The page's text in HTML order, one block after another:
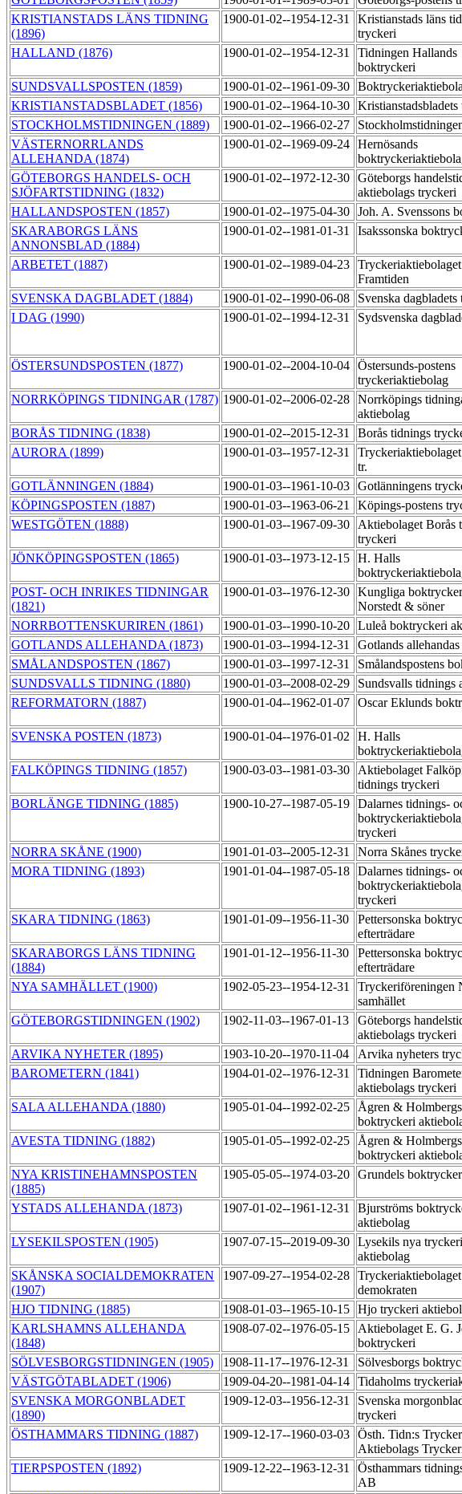
KRISTIANSTADS LÄNS TIDNING
(1896)
1900-01-02--1954-12-31
Kristianstads läns
tryckeri
HALLAND (1876) 1900-01-02--1954-12-31
Tidningen Hallands
boktryckeri
SUNDSVALLSPOSTEN (1859) 1900-01-02--1961-09-30
KRISTIANSTADSBLADET (1856) 1900-01-02--1964-10-30
STOCKHOLMSTIDNINGEN (1889) 1900-01-02--1966-02-27
VÄSTERNORRLANDS
ALLEHANDA (1874)
1900-01-02--1969-09-24 Hernösands
GÖTEBORGS HANDELS- OCH
SJÖFARTSTIDNING (1832)
1900-01-02--1972-12-30 Göteborgs
aktiebolags tryckeri
HALLANDSPOSTEN (1857) 1900-01-02--1975-04-30 Joh. A. Svenssons
SKARABORGS LÄNS
ANNONSBLAD (1884)
1900-01-02--1981-01-31 Isakssonska
ARBETET (1887) 1900-01-02--1989-04-23 Tryckeriaktiebolaget
Framtiden
SVENSKA DAGBLADET (1884) 1900-01-02--1990-06-08 Svenska dagbladets
I DAG (1990) 1900-01-02--1994-12-31 Sydsvenska
ÖSTERSUNDSPOSTEN (1877) 1900-01-02--2004-10-04 Östersunds-postens
tryckeriaktiebolag
NORRKÖPINGS TIDNINGAR (1787) 1900-01-02--2006-02-28 Norrköpings
aktiebolag
BORÅS TIDNING (1838) 1900-01-02--2015-12-31 Borås tidnings
AURORA (1899) 1900-01-03--1957-12-31
tr.
GOTLÄNNINGEN (1884) 1900-01-03--1961-10-03 Gotlänningens
KÖPINGSPOSTEN (1887) 1900-01-03--1963-06-21 Köpings-postens
WESTGÖTEN (1888) 1900-01-03--1967-09-30
Aktiebolaget Borås
tryckeri
JÖNKÖPINGSPOSTEN (1865) 1900-01-03--1973-12-15 H. Halls
POST- OCH INRIKES TIDNINGAR
(1821)
1900-01-03--1976-12-30 Kungliga
Norstedt & söner
NORRBOTTENSKURIREN (1861) 1900-01-03--1990-10-20 Luleå boktryckeri
GOTLANDS ALLEHANDA (1873) 1900-01-03--1994-12-31 Gotlands
SMÅLANDSPOSTEN (1867) 1900-01-03--1997-12-31 Smålandspostens
SUNDSVALLS TIDNING (1880) 1900-01-03--2008-02-29 Sundsvalls tidnings
REFORMATORN (1887) 1900-01-04--1962-01-07 Oscar Eklunds
SVENSKA POSTEN (1873) 1900-01-04--1976-01-02
H. Halls
FALKÖPINGS TIDNING (1857) 1900-03-03--1981-03-30
Aktiebolaget
tidnings tryckeri
BORLÄNGE TIDNING (1885) 1900-10-27--1987-05-19 Dalarnes tidnings-
tryckeri
NORRA SKÅNE (1900) 1901-01-03--2005-12-31 Norra Skånes
MORA TIDNING (1893) 1901-01-04--1987-05-18 Dalarnes tidnings-
tryckeri
SKARA TIDNING (1863) 1901-01-09--1956-11-30
Pettersonska
efterträdare
SKARABORGS LÄNS TIDNING
(1884)
1901-01-12--1956-11-30
Pettersonska
efterträdare
NYA SAMHÄLLET (1900) 1902-05-23--1954-12-31
Tryckeriföreningen
samhället
GÖTEBORGSTIDNINGEN (1902) 1902-11-03--1967-01-13
Göteborgs
aktiebolags tryckeri
ARVIKA NYHETER (1895) 1903-10-20--1970-11-04 Arvika nyheters
BAROMETERN (1841) 1904-01-02--1976-12-31
Tidningen
aktiebolags tryckeri
SALA ALLEHANDA (1880) 1905-01-04--1992-02-25
Ågren & Holmbergs
boktryckeri
AVESTA TIDNING (1882) 1905-01-05--1992-02-25
Ågren & Holmbergs
boktryckeri
NYA KRISTINEHAMNSPOSTEN
(1885)
1905-05-05--1974-03-20 Grundels
YSTADS ALLEHANDA (1873) 1907-01-02--1961-12-31
Bjurströms
aktiebolag
LYSEKILSPOSTEN (1905) 1907-07-15--2019-09-30 Lysekils nya tryckeri
aktiebolag
SKÅNSKA SOCIALDEMOKRATEN
(1907)
1907-09-27--1954-02-28 Tryckeriaktiebolaget
demokraten
HJO TIDNING (1885) 1908-01-03--1965-10-15 Hjo tryckeri
KARLSHAMNS ALLEHANDA
(1848)
1908-07-02--1976-05-15
Aktiebolaget E. G.
boktryckeri
SÖLVESBORGSTIDNINGEN (1905) 1908-11-17--1976-12-31 Sölvesborgs
VÄSTGÖTABLADET (1906) 1909-04-20--1981-04-14 Tidaholms
SVENSKA MORGONBLADET
(1890)
1909-12-03--1956-12-31
Svenska
tryckeri
ÖSTHAMMARS TIDNING (1887) 1909-12-17--1960-03-03 Östh. Tidn:s
Aktiebolags
TIERPSPOSTEN (1892) 1909-12-22--1963-12-31
Östhammars
AB